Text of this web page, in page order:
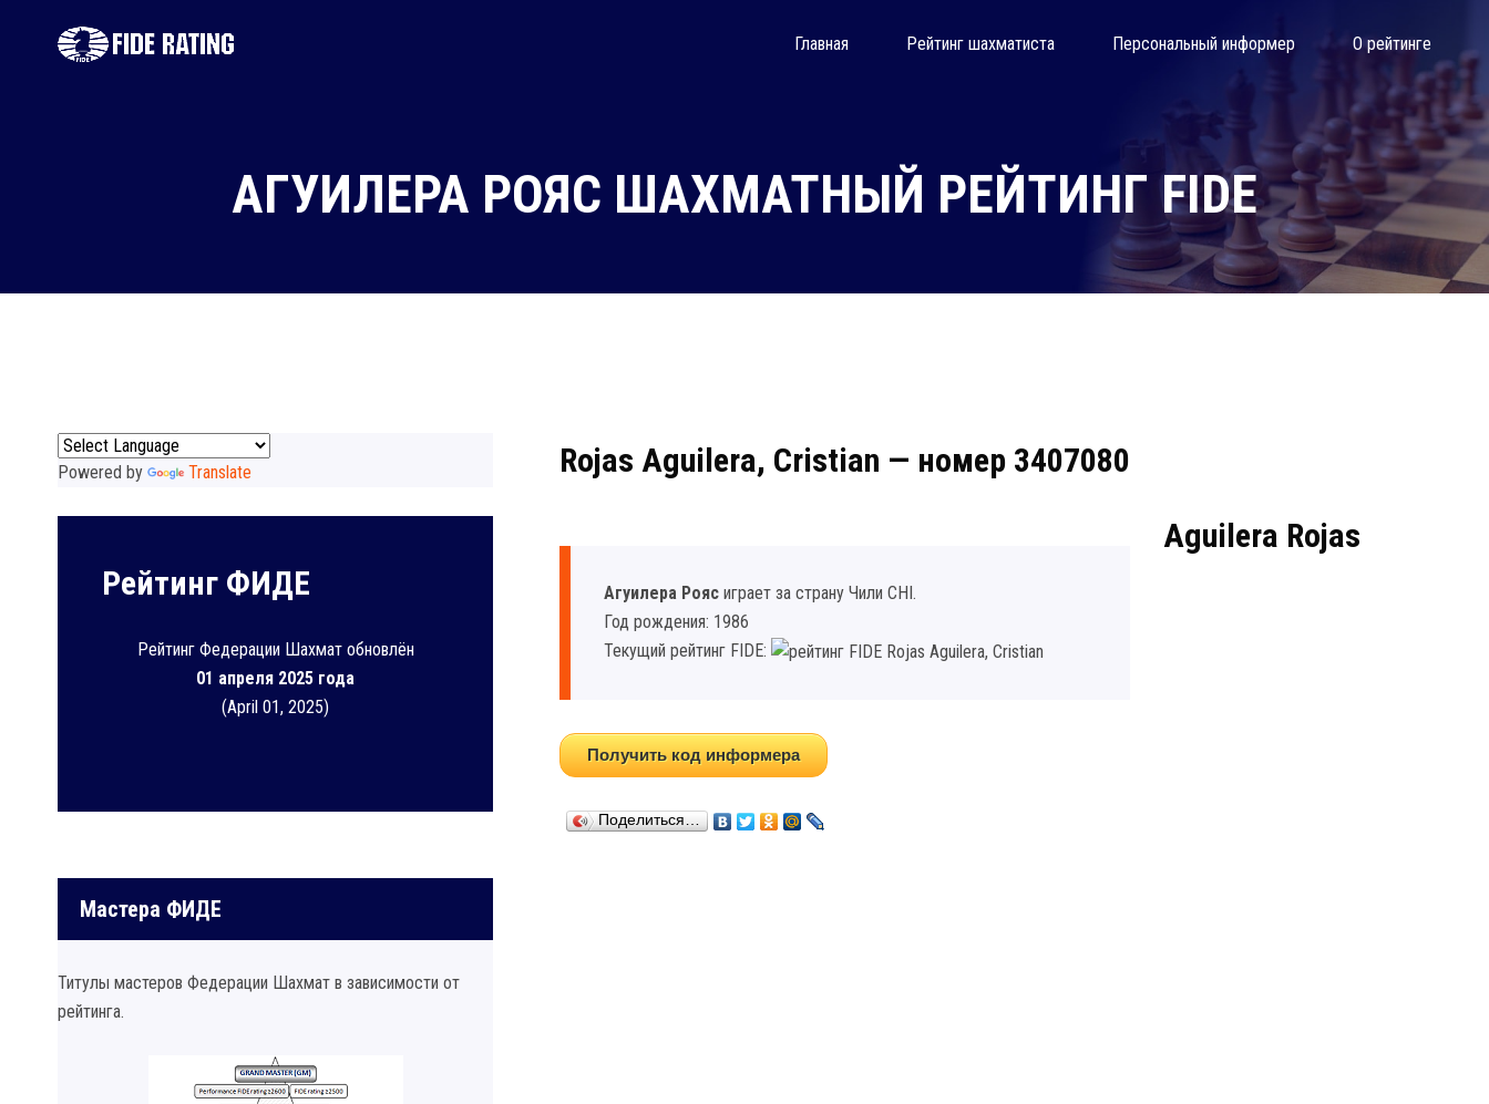
Главная Рейтинг шахматиста Персональный информер О рейтинге
АГУИЛЕРА РОЯС ШАХМАТНЫЙ РЕЙТИНГ FIDE
Powered by Translate
Рейтинг ФИДЕ
Рейтинг Федерации Шахмат обновлён
01 апреля 2025 года
(April 01, 2025)
Мастера ФИДЕ
Титулы мастеров Федерации Шахмат в зависимости от
рейтинга.
Rojas Aguilera, Cristian — номер 3407080
Агуилера Рояс играет за страну Чили CHI.
Год рождения: 1986
Текущий рейтинг FIDE:
Получить код информера
Поделиться…
Aguilera Rojas